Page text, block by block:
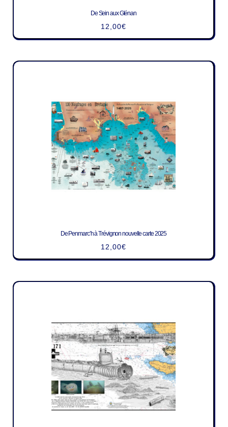
De Sein aux Glénan
12,00€
De Penmarc’h à Trévignon nouvelle carte 2025
12,00€